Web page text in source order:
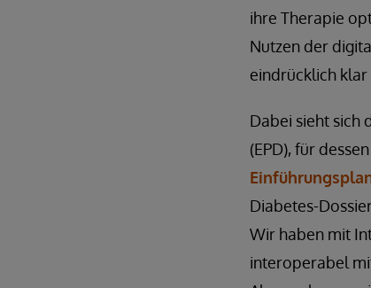
ihre Therapie
Nutzen der
eindrücklich klar
Dabei sieht sich
(EPD), für
Diabetes-
Wir haben mit
interoperabel